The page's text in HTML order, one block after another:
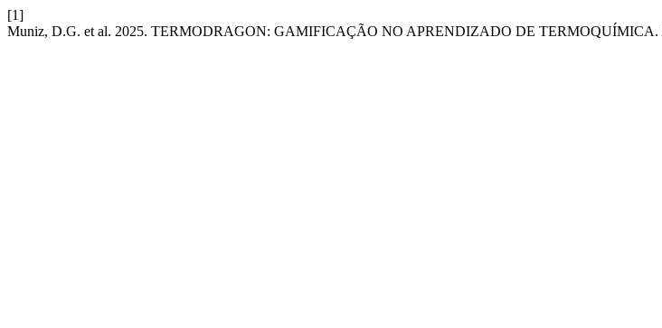
[1]
Muniz, D.G. et al. 2025. TERMODRAGON: GAMIFICAÇÃO NO APRENDIZADO DE TERMOQUÍMICA.